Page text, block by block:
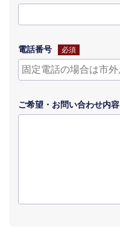
電話番号 必須
ご希望・ お問い合わせ内容